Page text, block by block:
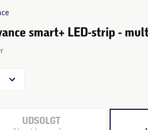
smart+ LED-strip -
UDSOLGT